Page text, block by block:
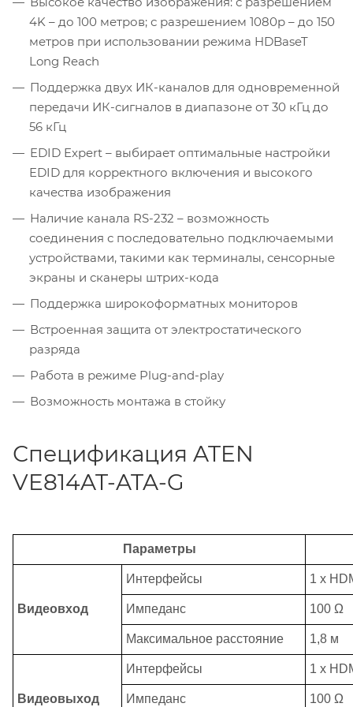
4K – до 100 метров; с разрешением 1080p – до 150
метров при использовании режима HDBaseT
Long Reach
Поддержка двух ИК-каналов для одновременной
передачи ИК-сигналов в диапазоне от 30 кГц до
56 кГц
EDID Expert – выбирает оптимальные настройки
EDID для корректного включения и высокого
качества изображения
Наличие канала RS-232 – возможность
соединения с последовательно подключаемыми
устройствами, такими как терминалы, сенсорные
экраны и сканеры штрих-кода
Поддержка широкоформатных мониторов
Встроенная защита от электростатического
разряда
Работа в режиме Plug-and-play
Возможность монтажа в стойку
Спецификация ATEN
VE814AT-ATA-G
Параметры
Видеовход
Интерфейсы 1 x
Импеданс 100 Ω
Максимальное расстояние 1,8 м
Видеовыход
Интерфейсы 1 x
Импеданс 100 Ω